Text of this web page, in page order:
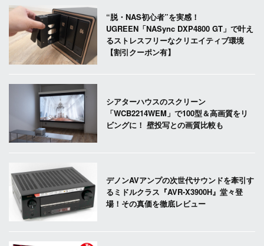
“脱・NAS初心者”を実感！
UGREEN「NASync DXP4800 GT」で叶え
るストレスフリーなクリエイティブ環境
【割引クーポン有】
シアターハウスのスクリーン
「WCB2214WEM」で100型＆高画質をリ
ビングに！ 壁投写との画質比較も
デノンAVアンプの次世代サウンドを牽引す
るミドルクラス『AVR-X3900H』堂々登
場！その真価を徹底レビュー